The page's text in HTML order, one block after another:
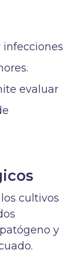
infecciones
evaluar
cultivos
y